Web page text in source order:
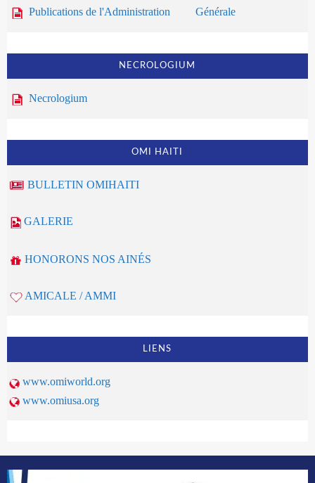
Publications de l'Administration Générale
NECROLOGIUM
Necrologium
OMI HAITI
BULLETIN OMIHAITI
GALERIE
HONORONS NOS AINÉS
AMICALE / AMMI
LIENS
www.omiworld.org
www.omiusa.org